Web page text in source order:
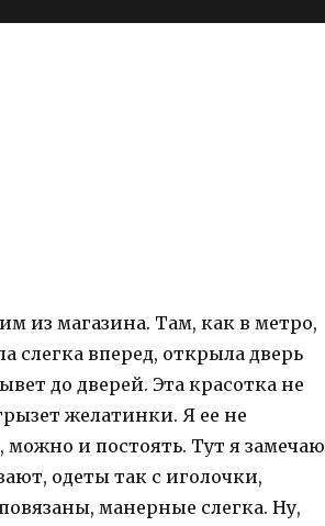
из магазина. Там, как в метро,
слегка вперед, открыла дверь
до дверей. Эта красотка не
желатинки. Я ее не
и постоять. Тут я замечаю
одеты так с иголочки,
манерные слегка. Ну,